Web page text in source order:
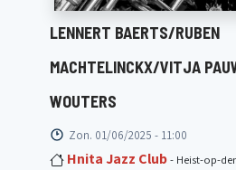
LENNERT BAERTS/RUBEN
MACHTELINCKX/VITJA
WOUTERS
Zon. 01/06/2025 - 11:00
Hnita Jazz Club- Heist-op-